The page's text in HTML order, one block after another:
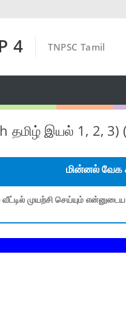
4 TNPSC Tamil
தமிழ் இயல் 1, 2,
மின்னல்
முயற்சி செய்யும் என்னுடைய